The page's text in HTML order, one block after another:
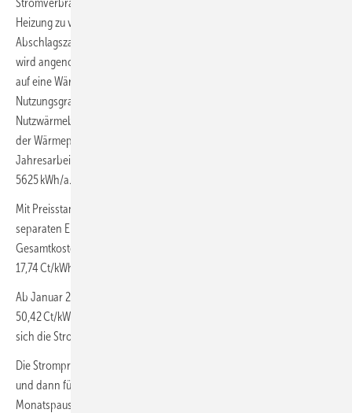
Stromverbrauch steigerndem Wechsel auf eine Wärmepumpen-
Heizung zu verfahren ist, der sich in einer Jahresprognose der
Abschlagszahlung im September 2022 noch nicht manifestiert hat,
wird angenommen, dass ein baugleiches Gebäude schon Ende 2020
auf eine Wärmepumpenheizung umgestellt worden ist. Mit einem
Nutzungsgrad von 0,9 für die Gas-Heizung ergibt sich ein
Nutzwärmebedarf von 0,90 ∙ 20 000 kWh/a = 18 000 kWh/a, der von
der Wärmepumpe zur Verfügung gestellt werden muss. Mit einer
Jahresarbeitszahl von 3,2 ergibt sich ein Strombedarf von
5625 kWh/a.
Mit Preisstand Juli 2022 (Preisblatt M-Strom der SWM) und einem
separaten Eintarifzähler würde eine Jahresabnahme von 5625 kWh
Gesamtkosten von 1009,78 Euro/a bedeuten (Brutto-Arbeitspreis:
17,74 Ct/kWh; 11,90 Euro/a Messpreis).
Ab Januar 2023 steigt im gleichen Tarif der Brutto-Arbeitspreis auf
50,42 Ct/kWh. Ohne Strompreisbremse und ohne Einsparung würde
sich die Stromrechnung 2023 auf 2848,03 Euro/a erhöhen.
Die Strompreisbremse soll ab Januar 2023 finanziell wirksam werden
und dann für 80 % der Jahresverbrauchsprognose, die der
Monatspauschale im September 2022 zugrunde lag, einen Brutto-